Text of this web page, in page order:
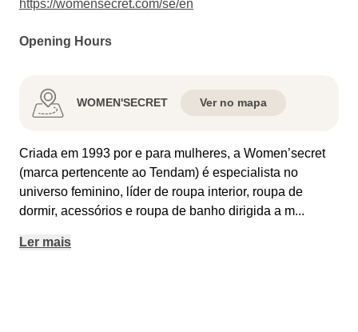
https://womensecret.com/se/en
Opening Hours
WOMEN'SECRET Ver no mapa
Criada em 1993 por e para mulheres, a Women’secret
(marca pertencente ao Tendam) é especialista no
universo feminino, líder de roupa interior, roupa de
dormir, acessórios e roupa de banho dirigida a m...
Ler mais